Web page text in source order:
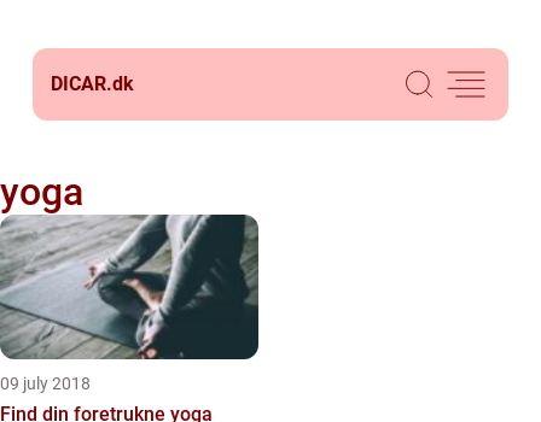
DICAR.dk
yoga
09 july 2018
Find din foretrukne yoga